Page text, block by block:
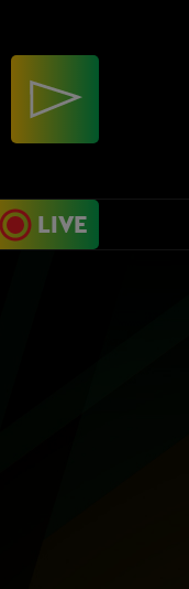
LIVE